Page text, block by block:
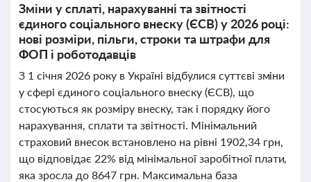
Зміни у сплаті, нарахуванні та звітності
єдиного соціального внеску (ЄСВ) у 2026 році:
нові розміри, пільги, строки та штрафи для
ФОП і роботодавців
З 1 січня 2026 року в Україні відбулися суттєві зміни
у сфері єдиного соціального внеску (ЄСВ), що
стосуються як розміру внеску, так і порядку його
нарахування, сплати та звітності. Мінімальний
страховий внесок встановлено на рівні 1902,34 грн,
що відповідає 22% від мінімальної заробітної плати,
яка зросла до 8647 грн. Максимальна база